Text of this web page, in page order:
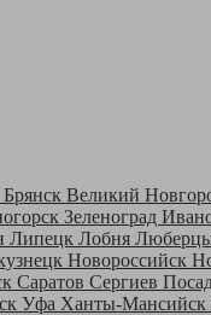
Брянск Великий
Зеленоград
Липецк Лобня
Новороссийск
Саратов Сергиев
Уфа Ханты-Мансийск